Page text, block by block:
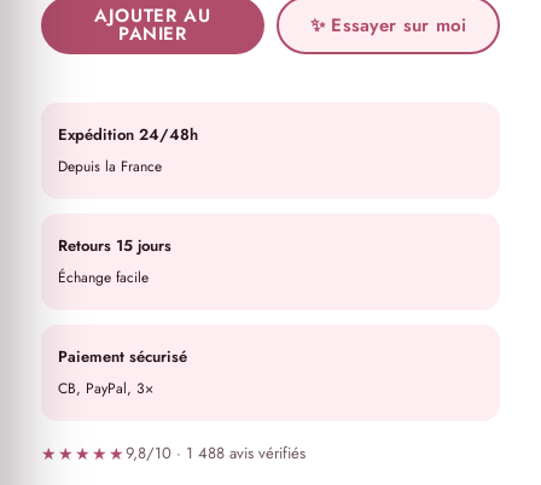
AJOUTER AU
PANIER ✨ Essayer sur moi
Expédition 24/48h
Depuis la France
Retours 15 jours
Échange facile
Paiement sécurisé
CB, PayPal, 3×
★★★★★9,8/10 · 1 488 avis vérifiés